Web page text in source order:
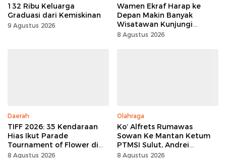
132 Ribu Keluarga
Graduasi dari Kemiskinan
9 Agustus 2026
Wamen Ekraf Harap ke
Depan Makin Banyak
Wisatawan Kunjungi
Tomohon
8 Agustus 2026
Daerah
TIFF 2026: 35 Kendaraan
Hias Ikut Parade
Tournament of Flower di
Tomohon
8 Agustus 2026
Olahraga
Ko’ Alfrets Rumawas
Sowan Ke Mantan Ketum
PTMSI Sulut, Andrei
Angouw
8 Agustus 2026